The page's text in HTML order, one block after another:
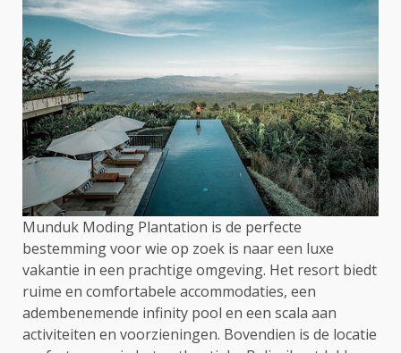
Munduk Moding Plantation is de perfecte
bestemming voor wie op zoek is naar een luxe
vakantie in een prachtige omgeving. Het resort biedt
ruime en comfortabele accommodaties, een
adembenemende infinity pool en een scala aan
activiteiten en voorzieningen. Bovendien is de locatie